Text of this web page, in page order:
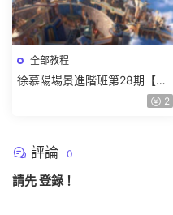
全部教程
徐慕陽場景進階班第28期【畫
2
評論 0
請先登錄 ！